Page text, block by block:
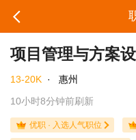
项目管理与方案
13-20K ·
惠州
10小时8分钟前刷新
优职 · 入选人气职位